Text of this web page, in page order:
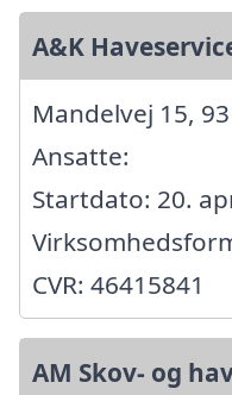
A&K
Mandelvej 15,
Ansatte:
Startdato: 20.
CVR: 46415841
AM Skov- og